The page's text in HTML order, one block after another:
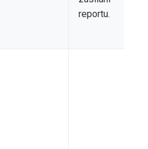
reportu.